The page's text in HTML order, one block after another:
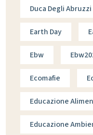
Duca Degli Abruzzi
Earth Day
Ebw
Ecomafie
Educazione
Educazione